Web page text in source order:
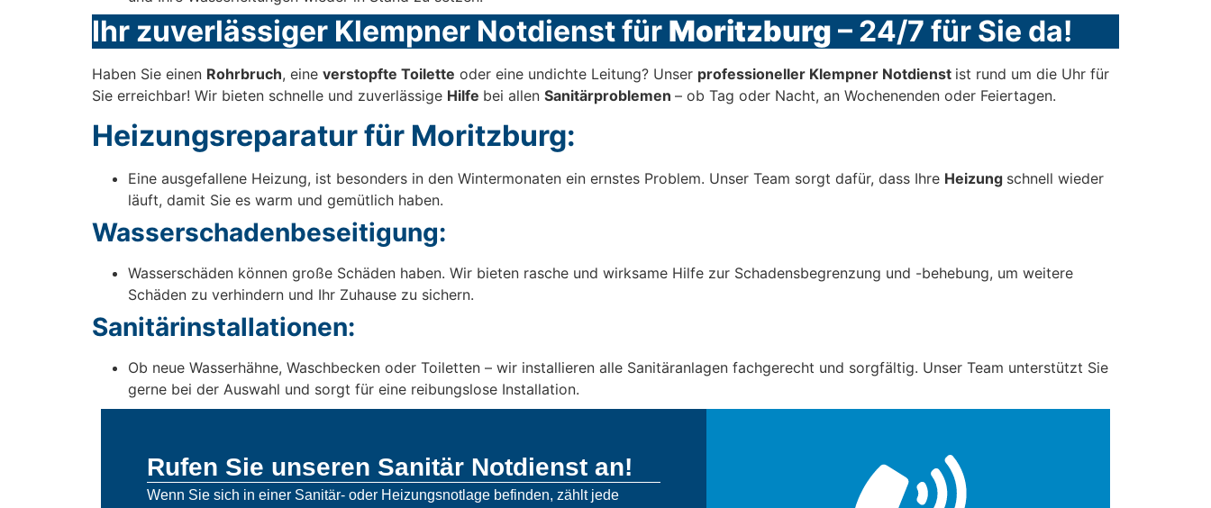
Ihr zuverlässiger Klempner Notdienst für Moritzburg – 24/7 für Sie da!
Haben Sie einen Rohrbruch, eine verstopfte Toilette oder eine undichte Leitung? Unser professioneller Klempner Notdienst ist rund um die Uhr für
Sie erreichbar! Wir bieten schnelle und zuverlässige Hilfe bei allen Sanitärproblemen – ob Tag oder Nacht, an Wochenenden oder Feiertagen.
Heizungsreparatur für Moritzburg:
Eine ausgefallene Heizung, ist besonders in den Wintermonaten ein ernstes Problem. Unser Team sorgt dafür, dass Ihre Heizung schnell wieder
läuft, damit Sie es warm und gemütlich haben.
Wasserschadenbeseitigung:
Wasserschäden können große Schäden haben. Wir bieten rasche und wirksame Hilfe zur Schadensbegrenzung und -behebung, um weitere
Schäden zu verhindern und Ihr Zuhause zu sichern.
Sanitärinstallationen:
Ob neue Wasserhähne, Waschbecken oder Toiletten – wir installieren alle Sanitäranlagen fachgerecht und sorgfältig. Unser Team unterstützt Sie
gerne bei der Auswahl und sorgt für eine reibungslose Installation.
Rufen Sie unseren Sanitär Notdienst an!
Wenn Sie sich in einer Sanitär- oder Heizungsnotlage befinden, zählt jede